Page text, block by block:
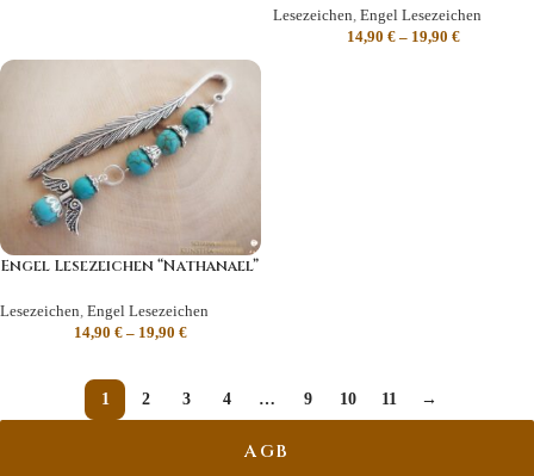
Lesezeichen Engel Lesezeichen
14,90 € – 19,90 €
Engel Lesezeichen “Nathanael”
Lesezeichen, Engel Lesezeichen
14,90 € – 19,90 €
1 2 3 4 … 9 10 11 →
AGB